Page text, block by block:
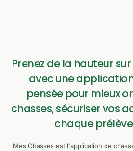
Prenez de la hauteur
avec une
pensée pour mieux
chasses, sécuriser vos
chaque
Mes Chasses est l'application de